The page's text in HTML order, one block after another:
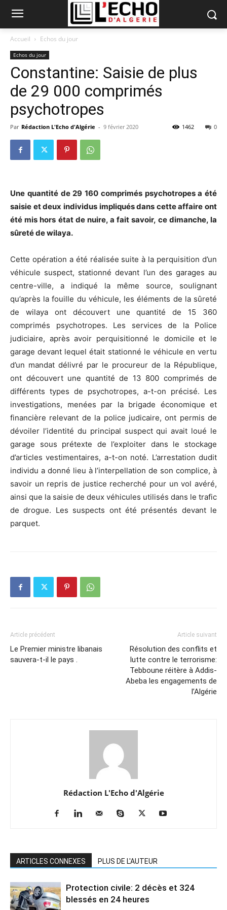
Accueil Echos du jour
Echos du jour
Constantine: Saisie de plus
de 29 000 comprimés
psychotropes
Par Rédaction L'Echo d'Algérie - 9 février 2020 0
1462
Une quantité de 29 160 comprimés psychotropes a été
saisie et deux individus impliqués dans cette affaire ont
été mis hors état de nuire, a fait savoir, ce dimanche, la
sûreté de wilaya.
Cette opération a été réalisée suite à la perquisition d’un
véhicule suspect, stationné devant l’un des garages au
centre-ville, a indiqué la même source, soulignant
qu’après la fouille du véhicule, les éléments de la sûreté
de wilaya ont découvert une quantité de 15 360
comprimés psychotropes. Les services de la Police
judiciaire, après avoir perquisitionné le domicile et le
garage devant lequel était stationné le véhicule en vertu
d’un mandat délivré par le procureur de la République,
ont découvert une quantité de 13 800 comprimés de
différents types de psychotropes, a-t-on précisé. Les
investigations, menées par la brigade économique et
financière relevant de la police judicaire, ont permis de
dévoiler l’identité du principal suspect qui avait loué le
garage sous prétexte de l’exploiter dans le stockage
d’articles vestimentaires, a-t-on noté. L’arrestation dudit
individu a donné lieu à l’interpellation de son complice, à
savoir un repris de justice recherché pour un vol avéré,
ainsi que la saisie de deux véhicules utilisés dans le trafic
de drogue. Les suspects ont été présentés devant le
parquet.
Article précédent
Le Premier ministre libanais
sauvera-t-il le pays .
Article suivant
Résolution des conflits et
lutte contre le terrorisme:
Tebboune réitère à Addis-
Abeba les engagements de
l’Algérie
Rédaction L'Echo d'Algérie
ARTICLES CONNEXES PLUS DE L'AUTEUR
Protection civile: 2 décès et 324
blessés en 24 heures